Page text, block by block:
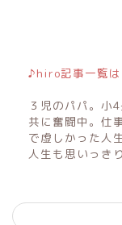
♪hiro記事一覧
３児のパパ。小
共に奮闘中。仕
で虚しかった人
人生も思いっき